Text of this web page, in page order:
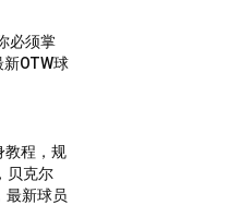
必须掌
OTW球
教程，规
贝克尔
最新球员